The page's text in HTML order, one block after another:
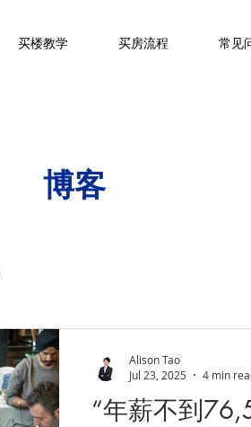
买楼教学 买房流程 常见
博客
“年薪不到
Alison Tao
Jul 23, 2025
4 min